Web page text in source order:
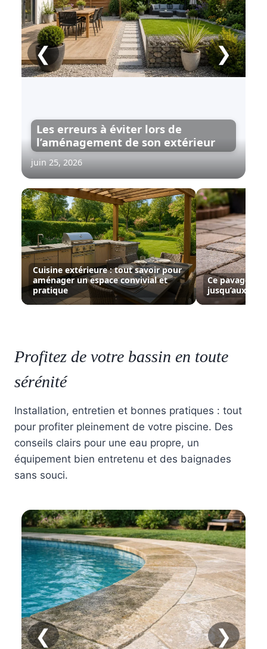
Les erreurs à éviter lors de
l’aménagement de son extérieur
juin 25, 2026
❮ ❯
Cuisine extérieure : tout savoir pour
aménager un espace convivial et
pratique
Ce pavage
jusqu’aux
Profitez de votre bassin en toute
sérénité
Installation, entretien et bonnes pratiques : tout
pour profiter pleinement de votre piscine. Des
conseils clairs pour une eau propre, un
équipement bien entretenu et des baignades
sans souci.
❮ ❯